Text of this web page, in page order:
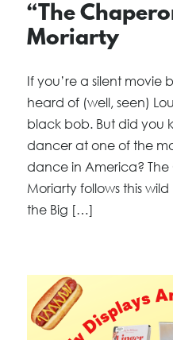
“The
Moriarty
If you’re a silent movie
heard of (well, seen)
black bob. But did you
dancer at one of the
dance in America?
Moriarty follows this wild
the Big […]